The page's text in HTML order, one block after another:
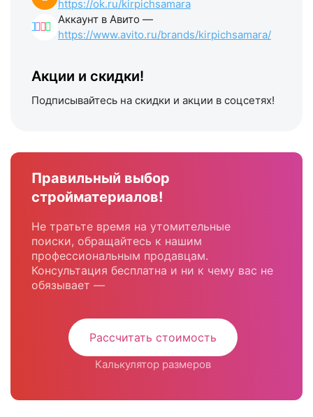
https://ok.ru/kirpichsamara
Аккаунт в Авито —
https://www.avito.ru/brands/kirpichsamara/
Акции и скидки!
Подписывайтесь на скидки и акции в соцсетях!
Правильный выбор
стройматериалов!
Не тратьте время на утомительные
поиски, обращайтесь к нашим
профессиональным продавцам.
Консультация бесплатна и ни к чему вас не
обязывает —
Рассчитать стоимость
Калькулятор размеров